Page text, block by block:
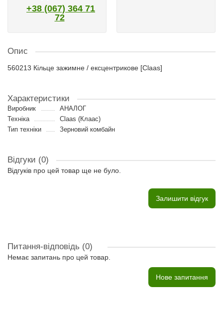
+38 (067) 364 71
72
Опис
560213 Кільце зажимне / ексцентрикове [Claas]
Характеристики
Виробник
АНАЛОГ
Техніка
Claas (Клаас)
Тип техніки
Зерновий комбайн
Відгуки (0)
Відгуків про цей товар ще не було.
Залишити відгук
Питання-відповідь (0)
Немає запитань про цей товар.
Нове запитання